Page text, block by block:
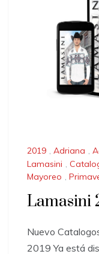
2019 , Adriana ,
Lamasini ,
Mayoreo ,
Lamasini
Nuevo
2019 Ya está